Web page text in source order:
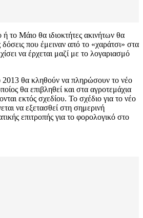
ή το Μάιο θα ιδιοκτήτες ακινήτων θα
που έμειναν από το «χαράτσι» στα
να έρχεται μαζί με το λογαριασμό
2013 θα κληθούν να πληρώσουν το νέο
θα επιβληθεί και στα αγροτεμάχια
εκτός σχεδίου. Το σχέδιο για το νέο
να εξετασθεί στη σημερινή
επιτροπής για το φορολογικό στο